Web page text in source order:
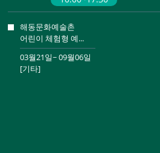
해동문화예술촌
어린이 체험형 예...
03월21일~ 09월06일
[기타]
검색